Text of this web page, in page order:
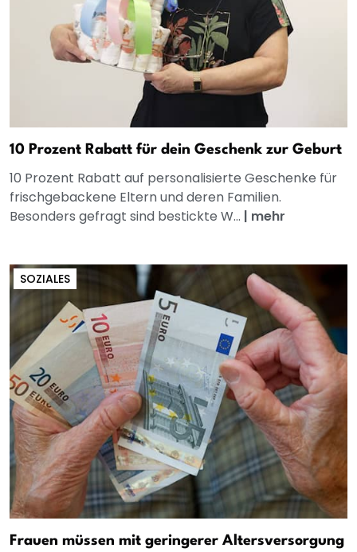
10 Prozent Rabatt für dein Geschenk zur Geburt
10 Prozent Rabatt auf personalisierte Geschenke für
frischgebackene Eltern und deren Familien.
Besonders gefragt sind bestickte W... | mehr
SOZIALES
Frauen müssen mit geringerer Altersversorgung